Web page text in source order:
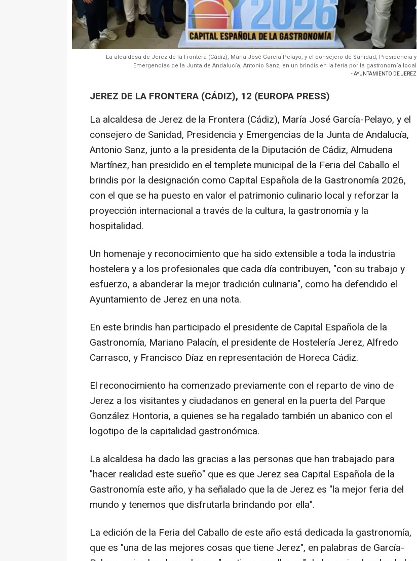
La alcaldesa de Jerez de la Frontera (Cádiz), María José García-Pelayo, y el consejero de Sanidad, Presidencia y
Emergencias de la Junta de Andalucía, Antonio Sanz, en un brindis en la feria por la gastronomía local
- AYUNTAMIENTO DE JEREZ
JEREZ DE LA FRONTERA (CÁDIZ), 12 (EUROPA PRESS)
La alcaldesa de Jerez de la Frontera (Cádiz), María José García-Pelayo, y el
consejero de Sanidad, Presidencia y Emergencias de la Junta de Andalucía,
Antonio Sanz, junto a la presidenta de la Diputación de Cádiz, Almudena
Martínez, han presidido en el templete municipal de la Feria del Caballo el
brindis por la designación como Capital Española de la Gastronomía 2026,
con el que se ha puesto en valor el patrimonio culinario local y reforzar la
proyección internacional a través de la cultura, la gastronomía y la
hospitalidad.
Un homenaje y reconocimiento que ha sido extensible a toda la industria
hostelera y a los profesionales que cada día contribuyen, "con su trabajo y
esfuerzo, a abanderar la mejor tradición culinaria", como ha defendido el
Ayuntamiento de Jerez en una nota.
En este brindis han participado el presidente de Capital Española de la
Gastronomía, Mariano Palacín, el presidente de Hostelería Jerez, Alfredo
Carrasco, y Francisco Díaz en representación de Horeca Cádiz.
El reconocimiento ha comenzado previamente con el reparto de vino de
Jerez a los visitantes y ciudadanos en general en la puerta del Parque
González Hontoria, a quienes se ha regalado también un abanico con el
logotipo de la capitalidad gastronómica.
La alcaldesa ha dado las gracias a las personas que han trabajado para
"hacer realidad este sueño" que es que Jerez sea Capital Española de la
Gastronomía este año, y ha señalado que la de Jerez es "la mejor feria del
mundo y tenemos que disfrutarla brindando por ella".
La edición de la Feria del Caballo de este año está dedicada la gastronomía,
que es "una de las mejores cosas que tiene Jerez", en palabras de García-